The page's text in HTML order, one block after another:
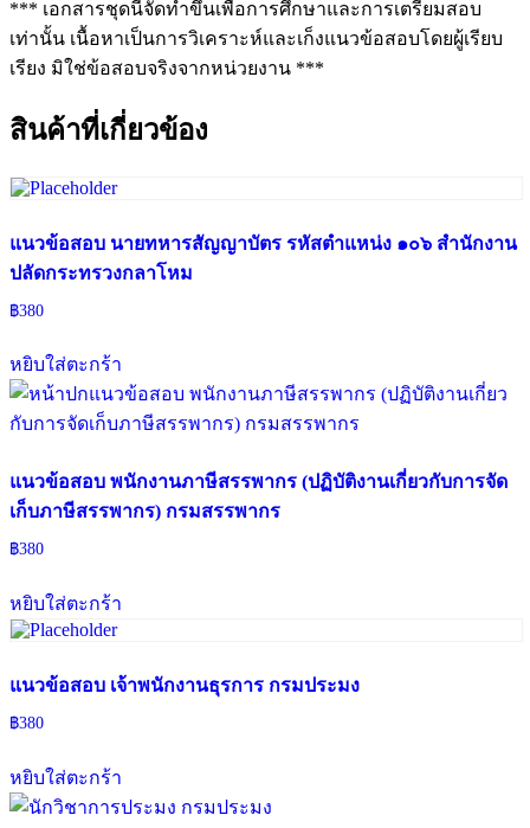
*** เอกสารชุดนี้จัดทำขึ้นเพื่อการศึกษาและการเตรียมสอบ
เท่านั้น เนื้อหาเป็นการวิเคราะห์และเก็งแนวข้อสอบโดยผู้เรียบ
เรียง มิใช่ข้อสอบจริงจากหน่วยงาน ***
สินค้าที่เกี่ยวข้อง
แนวข้อสอบ นายทหารสัญญาบัตร รหัสตำแหน่ง ๑๐๖ สำนักงาน
ปลัดกระทรวงกลาโหม
฿380
หยิบใส่ตะกร้า
แนวข้อสอบ พนักงานภาษีสรรพากร (ปฏิบัติงานเกี่ยวกับการจัด
เก็บภาษีสรรพากร) กรมสรรพากร
฿380
หยิบใส่ตะกร้า
แนวข้อสอบ เจ้าพนักงานธุรการ กรมประมง
฿380
หยิบใส่ตะกร้า